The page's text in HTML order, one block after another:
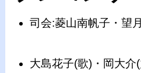
司会:菱山南帆子・望
大島花子(歌)・岡大介